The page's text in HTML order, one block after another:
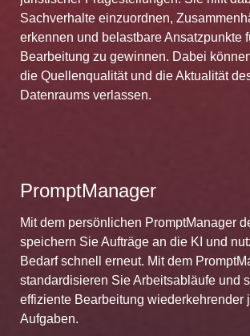
Sachverhalte einzuordnen,
erkennen und belastbare Ansatzpunkte
Bearbeitung zu gewinnen. Dabei
die Quellenqualität und die Aktualität
Datenraums verlassen.
PromptManager
Mit dem persönlichen PromptManager
speichern Sie Aufträge an die KI und
Bedarf schnell erneut. Mit dem
standardisieren Sie Arbeitsabläufe und
effiziente Bearbeitung wiederkehrender
Aufgaben.